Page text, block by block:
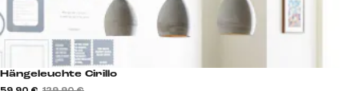
Hängeleuchte Cirillo